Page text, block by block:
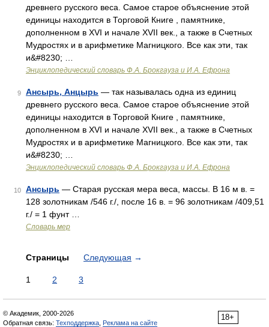
древнего русского веса. Самое старое объяснение этой
единицы находится в Торговой Книге , памятнике,
дополненном в XVI и начале XVII век., а также в Счетных
Мудростях и в арифметике Магницкого. Все как эти, так
и&#8230; …
Энциклопедический словарь Ф.А. Брокгауза и И.А. Ефрона
9 Ансырь, Анцырь — так называлась одна из единиц
древнего русского веса. Самое старое объяснение этой
единицы находится в Торговой Книге , памятнике,
дополненном в XVI и начале XVII век., а также в Счетных
Мудростях и в арифметике Магницкого. Все как эти, так
и&#8230; …
Энциклопедический словарь Ф.А. Брокгауза и И.А. Ефрона
10 Ансырь — Старая русская мера веса, массы. В 16 м в. =
128 золотникам /546 г./, после 16 в. = 96 золотникам /409,51
г./ = 1 фунт …
Словарь мер
Страницы Следующая →
1 2 3
18+
© Академик, 2000-2026
Обратная связь: Техподдержка Реклама на сайте